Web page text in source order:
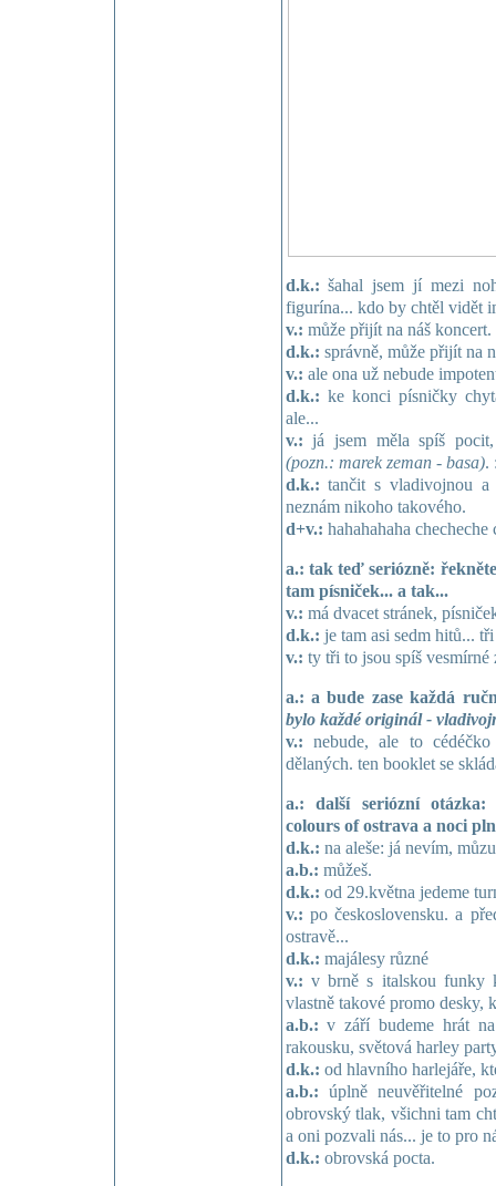
d.k.: šahal jsem jí mezi
figurína... kdo by chtěl vidět
v.: může přijít na náš koncert.
d.k.: správně, může přijít na
v.: ale ona už nebude
d.k.: ke konci písničky
ale...
v.: já jsem měla spíš
(pozn.: marek zeman - basa).
d.k.: tančit s vladivojnou a
neznám nikoho takového.
d+v.: hahahahaha checheche
a.: tak teď seriózně:
tam písniček... a tak...
v.: má dvacet stránek,
d.k.: je tam asi sedm hitů...
v.: ty tři to jsou spíš vesmírné
a.: a bude zase každá
bylo každé originál -
v.: nebude, ale to
dělaných. ten booklet se
a.: další seriózní
colours of ostrava a noci
d.k.: na aleše: já nevím,
a.b.: můžeš.
d.k.: od 29.května jedeme
v.: po československu. a
ostravě...
d.k.: majálesy různé
v.: v brně s italskou funky
vlastně takové promo desky,
a.b.: v září budeme hrát
rakousku, světová harley
d.k.: od hlavního harlejáře,
a.b.: úplně neuvěřitelné
obrovský tlak, všichni tam
a oni pozvali nás... je to pro
d.k.: obrovská pocta.